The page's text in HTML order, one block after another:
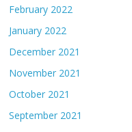
February 2022
January 2022
December 2021
November 2021
October 2021
September 2021